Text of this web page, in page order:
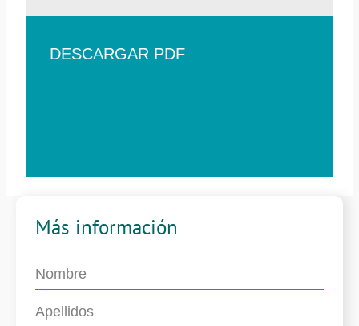
DESCARGAR PDF
Más información